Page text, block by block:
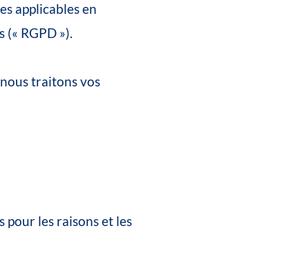
applicablesen
(« RGPD »).
noustraitonsvos
pour les raisonset les